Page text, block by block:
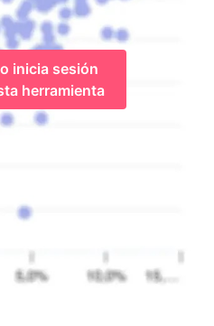
inicia sesión
herramienta